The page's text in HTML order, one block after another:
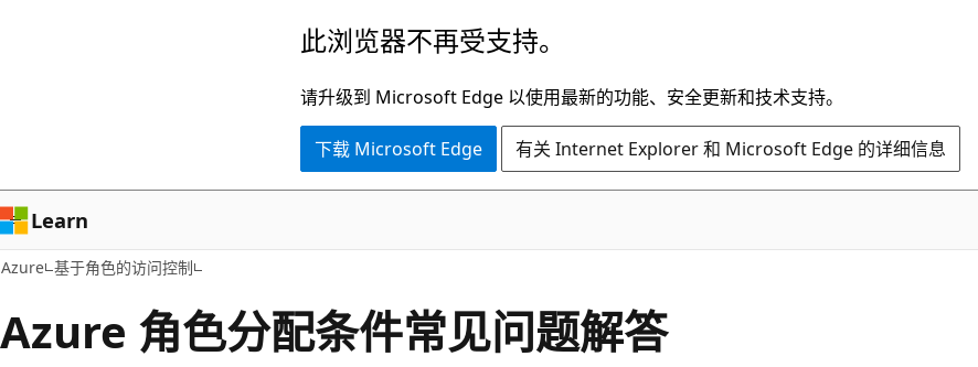
容
此浏览器不再受支持。
请升级到 Microsoft Edge 以使用最新的功能、安全更新和技术支持。
下载 Microsoft Edge 有关 Internet Explorer 和 Microsoft Edge 的详细信息
Learn
Azure 基于角色的访问控制
Azure 角色分配条件常见问题解答